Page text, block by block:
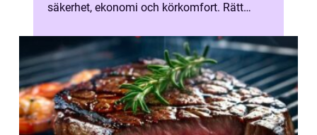
säkerhet, ekonomi och körkomfort. Rätt